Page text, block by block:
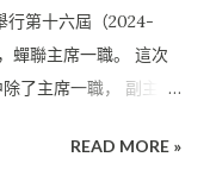
行第十六屆（2024-
蟬聯主席一職。 這次
了主席一職， 副主
單： 主席：黃金鳳 副
READ MORE »